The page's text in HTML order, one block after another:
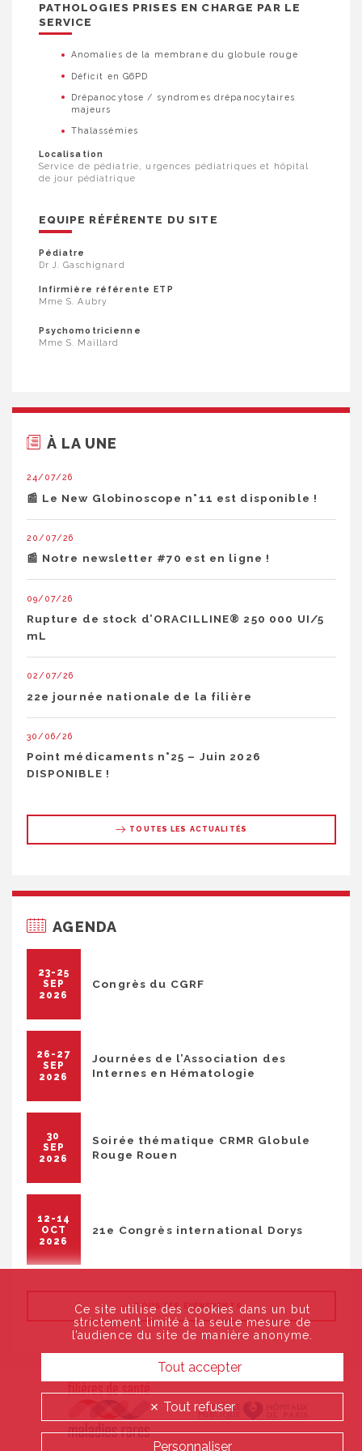
PATHOLOGIES PRISES EN CHARGE PAR LE
SERVICE
Anomalies de la membrane du globule rouge
Déficit en G6PD
Drépanocytose / syndromes drépanocytaires
majeurs
Thalassémies
Localisation
Service de pédiatrie, urgences pédiatriques et hôpital
de jour pédiatrique
EQUIPE RÉFÉRENTE DU SITE
Pédiatre
Dr J. Gaschignard
Infirmière référente ETP
Mme S. Aubry
Psychomotricienne
Mme S. Maillard
À LA UNE
24/07/26
📰 Le New Globinoscope n°11 est disponible !
20/07/26
📰 Notre newsletter #70 est en ligne !
09/07/26
Rupture de stock d’ORACILLINE® 250 000 UI/5
mL
02/07/26
22e journée nationale de la filière
30/06/26
Point médicaments n°25 – Juin 2026
DISPONIBLE !
TOUTES LES ACTUALITÉS
AGENDA
23-25
SEP
2026
Congrès du CGRF
26-27
SEP
2026
Journées de l’Association des
Internes en Hématologie
30
SEP
2026
Soirée thématique CRMR Globule
Rouge Rouen
12-14
OCT
2026
21e Congrès international Dorys
TOUS LES ÉVÉNEMENTS
Ce site utilise des cookies dans un but
strictement limité à la seule mesure de
l’audience du site de manière anonyme.
Tout accepter
Tout refuser
Personnaliser